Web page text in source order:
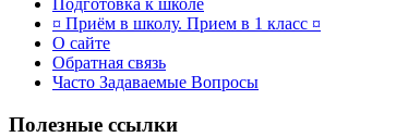
¤ Приём в школу. Прием в 1 класс ¤
О сайте
Обратная связь
Часто Задаваемые Вопросы
Полезные ссылки